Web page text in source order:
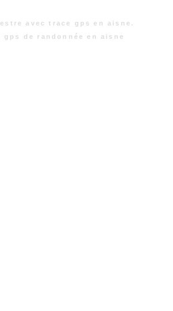
avec trace gps en aisne.
gps de randonnée en aisne